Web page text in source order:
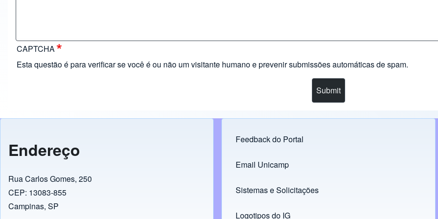
CAPTCHA
Esta questão é para verificar se você é ou não um visitante humano e prevenir submissões automáticas de spam.
Endereço
Rua Carlos Gomes, 250
CEP: 13083-855
Campinas, SP
Footer menu
Feedback do Portal
Links
Email Unicamp
(opens in new tab)
Sistemas e Solicitações
(opens in new tab)
Logotipos do IG
(opens in new tab)